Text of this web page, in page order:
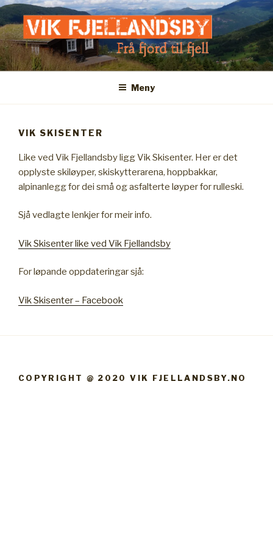
Gå
til
innhold
VIK FJELLANDSBY
Frå fjord til fjell
Meny
VIK SKISENTER
Like ved Vik Fjellandsby ligg Vik Skisenter. Her er det
opplyste skiløyper, skiskytterarena, hoppbakkar,
alpinanlegg for dei små og asfalterte løyper for rulleski.
Sjå vedlagte lenkjer for meir info.
Vik Skisenter like ved Vik Fjellandsby
For løpande oppdateringar sjå:
Vik Skisenter – Facebook
COPYRIGHT @ 2020 VIK FJELLANDSBY.NO